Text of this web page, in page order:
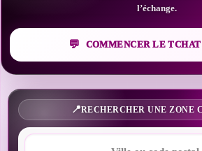
l’échange.
COMMENCER LE
RECHERCHER UNE ZONE